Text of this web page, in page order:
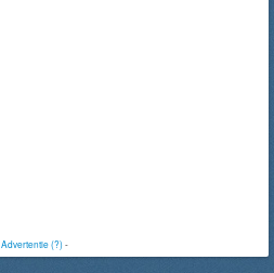
Advertentie (?)-